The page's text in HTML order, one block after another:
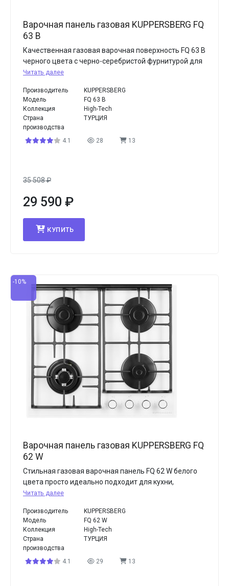
Варочная панель газовая KUPPERSBERG FQ
63 B
Качественная газовая варочная поверхность FQ 63 B
черного цвета с черно-серебристой фурнитурой для
Читать далее
Производитель
KUPPERSBERG
Модель
FQ 63 B
Коллекция
High-Tech
Страна
производства
ТУРЦИЯ
4.1 28 13
35 508₽
29 590 ₽
КУПИТЬ
-10%
Варочная панель газовая KUPPERSBERG FQ
62 W
Стильная газовая варочная панель FQ 62 W белого
цвета просто идеально подходит для кухни,
Читать далее
Производитель
KUPPERSBERG
Модель
FQ 62 W
Коллекция
High-Tech
Страна
производства
ТУРЦИЯ
4.1 29 13